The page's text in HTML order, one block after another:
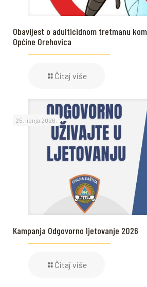
Obavijest o adulticidnom tretmanu
Općine Orehovica
Čitaj više
25. lipnja 2026.
Kampanja Odgovorno ljetovanje 2026
Čitaj više